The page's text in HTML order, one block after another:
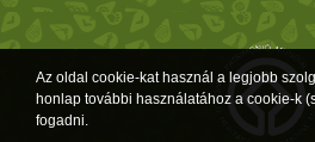
Az oldal cookie-kat használ a legjobb
honlap további használatához a cookie-k
fogadni.